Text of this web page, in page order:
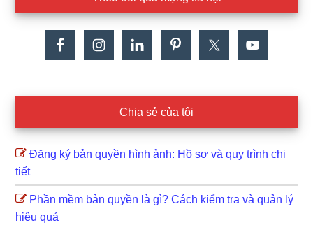
Chia sẻ của tôi
Đăng ký bản quyền hình ảnh: Hồ sơ và quy trình chi
tiết
Phần mềm bản quyền là gì? Cách kiểm tra và quản lý
hiệu quả